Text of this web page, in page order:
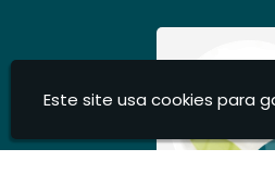
Clinica Internação
Internação
Este site usa cookies para